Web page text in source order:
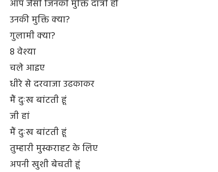
आप जैसी जिनकी मुक्ति दात्री हों
उनकी मुक्ति क्या?
गुलामी क्या?
8 वेश्या
चले आइए
धीरे से दरवाजा उढकाकर
मैं दुःख बांटती हूं
जी हां
मैं दुःख बांटती हूं
तुम्हारी मुस्कराहट के लिए
अपनी खुशी बेचती हूं